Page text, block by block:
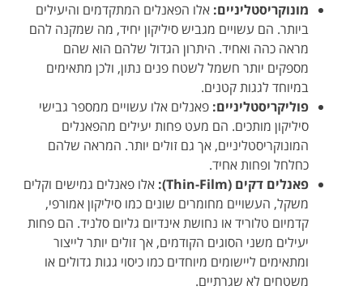
מונוקריסטליניים: אלו הפאנלים המתקדמים והיעילים
ביותר. הם עשויים מגביש סיליקון יחיד, מה שמקנה להם
מראה כהה ואחיד. היתרון הגדול שלהם הוא שהם
מספקים יותר חשמל לשטח פנים נתון, ולכן מתאימים
במיוחד לגגות קטנים.
פוליקריסטליניים: פאנלים אלו עשויים ממספר גבישי
סיליקון מותכים. הם מעט פחות יעילים מהפאנלים
המונוקריסטליניים, אך גם זולים יותר. המראה שלהם
כחלחל ופחות אחיד.
פאנלים דקים (Thin-Film):
אלו פאנלים גמישים וקלים
משקל, העשויים מחומרים שונים כמו סיליקון אמורפי,
קדמיום טלוריד או נחושת אינדיום גליום סלניד. הם פחות
יעילים משני הסוגים הקודמים, אך זולים יותר לייצור
ומתאימים ליישומים מיוחדים כמו כיסוי גגות גדולים או
משטחים לא שגרתיים.